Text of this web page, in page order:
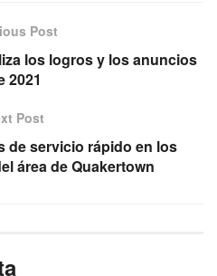
Post
los logros y los anuncios
2021
Post
de servicio rápido en los
área de Quakertown